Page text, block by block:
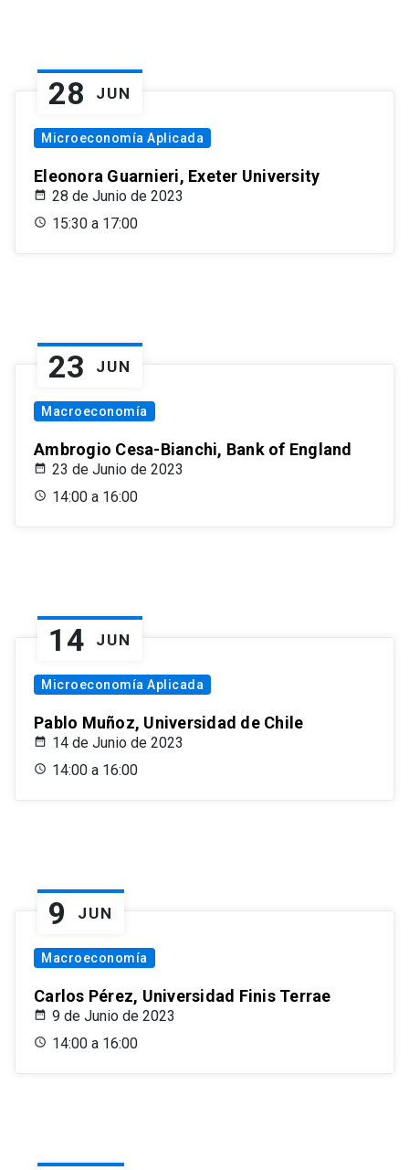
28 JUN
Microeconomía Aplicada
Eleonora Guarnieri, Exeter University
28 de Junio de 2023
15:30 a 17:00
23 JUN
Macroeconomía
Ambrogio Cesa-Bianchi, Bank of England
23 de Junio de 2023
14:00 a 16:00
14 JUN
Microeconomía Aplicada
Pablo Muñoz, Universidad de Chile
14 de Junio de 2023
14:00 a 16:00
9 JUN
Macroeconomía
Carlos Pérez, Universidad Finis Terrae
9 de Junio de 2023
14:00 a 16:00